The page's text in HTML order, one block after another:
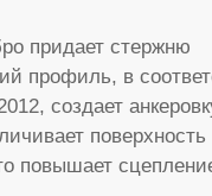
придает стержню
профиль, в
создает
поверхность
повышает